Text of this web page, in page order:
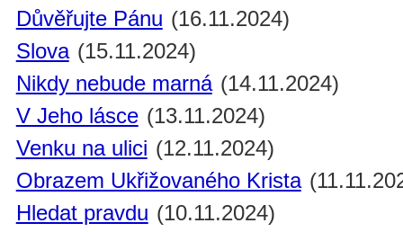
Důvěřujte Pánu (16.11.2024)
Slova (15.11.2024)
Nikdy nebude marná (14.11.2024)
V Jeho lásce (13.11.2024)
Venku na ulici (12.11.2024)
Obrazem Ukřižovaného Krista
Hledat pravdu (10.11.2024)